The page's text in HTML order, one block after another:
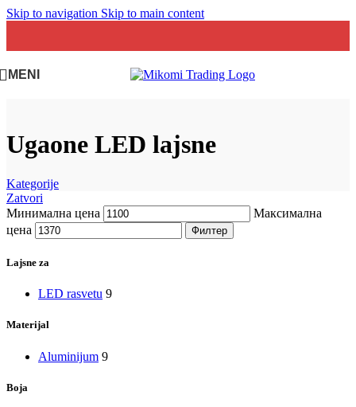
Skip to navigation Skip to main content
MENI
Ugaone LED lajsne
Kategorije
Zatvori
Минимална цена
Максимална
цена
Филтер
Lajsne za
LED rasvetu 9
Materijal
Aluminijum 9
Boja